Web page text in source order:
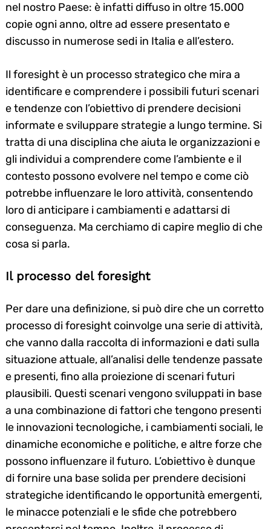
nel nostro Paese: è infatti diffuso in oltre 15.000
copie ogni anno, oltre ad essere presentato e
discusso in numerose sedi in Italia e all’estero.
Il foresight è un processo strategico che mira a
identificare e comprendere i possibili futuri scenari
e tendenze con l’obiettivo di prendere decisioni
informate e sviluppare strategie a lungo termine. Si
tratta di una disciplina che aiuta le organizzazioni e
gli individui a comprendere come l’ambiente e il
contesto possono evolvere nel tempo e come ciò
potrebbe influenzare le loro attività, consentendo
loro di anticipare i cambiamenti e adattarsi di
conseguenza. Ma cerchiamo di capire meglio di che
cosa si parla.
Il processo del foresight
Per dare una definizione, si può dire che un corretto
processo di foresight coinvolge una serie di attività,
che vanno dalla raccolta di informazioni e dati sulla
situazione attuale, all’analisi delle tendenze passate
e presenti, fino alla proiezione di scenari futuri
plausibili. Questi scenari vengono sviluppati in base
a una combinazione di fattori che tengono presenti
le innovazioni tecnologiche, i cambiamenti sociali, le
dinamiche economiche e politiche, e altre forze che
possono influenzare il futuro. L’obiettivo è dunque
di fornire una base solida per prendere decisioni
strategiche identificando le opportunità emergenti,
le minacce potenziali e le sfide che potrebbero